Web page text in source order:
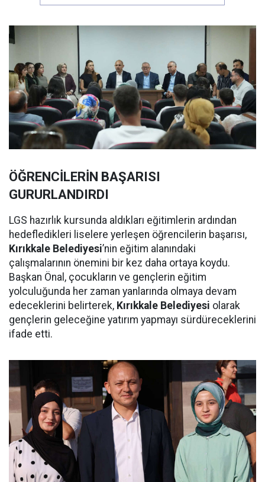
ÖĞRENCİLERİN BAŞARISI
GURURLANDIRDI
LGS hazırlık kursunda aldıkları eğitimlerin ardından
hedefledikleri liselere yerleşen öğrencilerin başarısı,
Kırıkkale Belediyesi’nin eğitim alanındaki
çalışmalarının önemini bir kez daha ortaya koydu.
Başkan Önal, çocukların ve gençlerin eğitim
yolculuğunda her zaman yanlarında olmaya devam
edeceklerini belirterek, Kırıkkale Belediyesi olarak
gençlerin geleceğine yatırım yapmayı sürdüreceklerini
ifade etti.